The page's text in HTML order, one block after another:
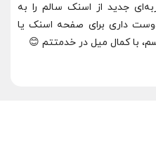
جدید از اسنک سالم را به
دوست داری برای صفحه اسنک یا
با کمال میل در خدمتتم 😊